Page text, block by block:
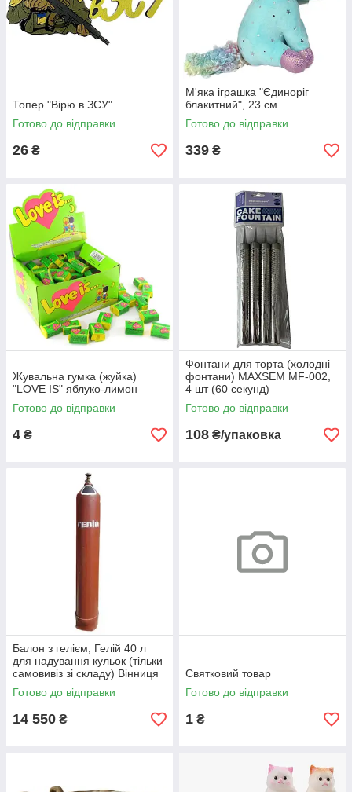
Топер "Вірю в ЗСУ"
Готово до відправки
26 ₴
М'яка іграшка "Єдиноріг
блакитний", 23 см
Готово до відправки
339 ₴
Жувальна гумка (жуйка)
"LOVE IS" яблуко-лимон
Готово до відправки
4 ₴
Фонтани для торта (холодні
фонтани) MAXSEM MF-002,
4 шт (60 секунд)
Готово до відправки
108 ₴/упаковка
Балон з гелієм, Гелій 40 л
для надування кульок (тільки
самовивіз зі складу) Вінниця
Готово до відправки
14 550 ₴
Святковий товар
Готово до відправки
1 ₴